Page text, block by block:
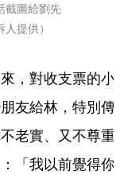
截圖給劉先
提供）
，對收支票的小
友給林，特別傳
老實、又不尊重
「我以前覺得你